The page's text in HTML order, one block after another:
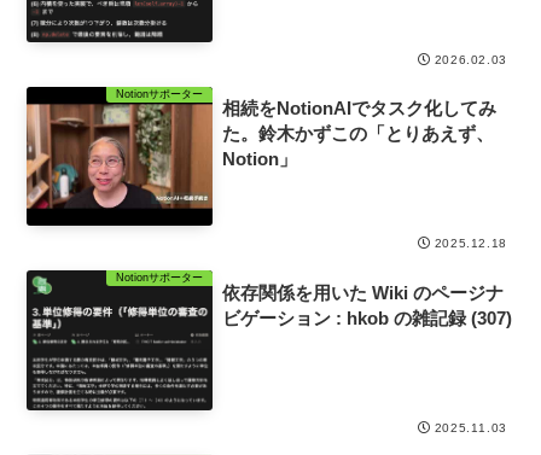
2026.02.03
Notionサポーター
相続をNotionAIでタスク化してみ
た。鈴木かずこの「とりあえず、
Notion」
2025.12.18
Notionサポーター
依存関係を用いた Wiki のページナ
ビゲーション : hkob の雑記録 (307)
2025.11.03